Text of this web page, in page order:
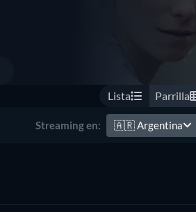
Lista Parrilla
Streaming en: 🇦🇷 Argentina